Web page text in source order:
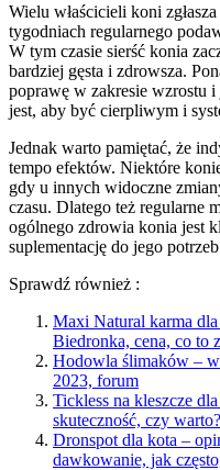
Wielu właścicieli koni
tygodniach regularnego
W tym czasie sierść konia
bardziej gęsta i zdrowsza.
poprawę w zakresie wzrostu
jest, aby być cierpliwym i
Jednak warto pamiętać, że
tempo efektów. Niektóre
gdy u innych widoczne
czasu. Dlatego też regularne
ogólnego zdrowia konia jest
suplementację do jego
Sprawdź również :
Maxi Natural karma dla
Biedronka, cena, co to
Hodowla ślimaków – w
2023, forum
Tickless na kleszcze
skuteczność, czy warto?
Dronspot dla kota –
dawkowanie, jak